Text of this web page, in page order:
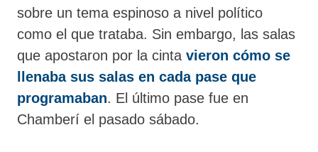
sobre un tema espinoso a nivel político
como el que trataba. Sin embargo, las salas
que apostaron por la cinta vieron cómo se
llenaba sus salas en cada pase que
programaban. El último pase fue en
Chamberí el pasado sábado.